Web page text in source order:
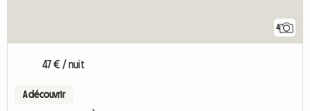
4
47 € / nuit
A découvrir